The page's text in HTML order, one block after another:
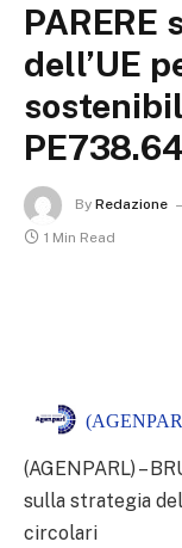
dell’UE
By Redazione
1 Min Read
(AGENPARL) –
sulla strategia
circolari